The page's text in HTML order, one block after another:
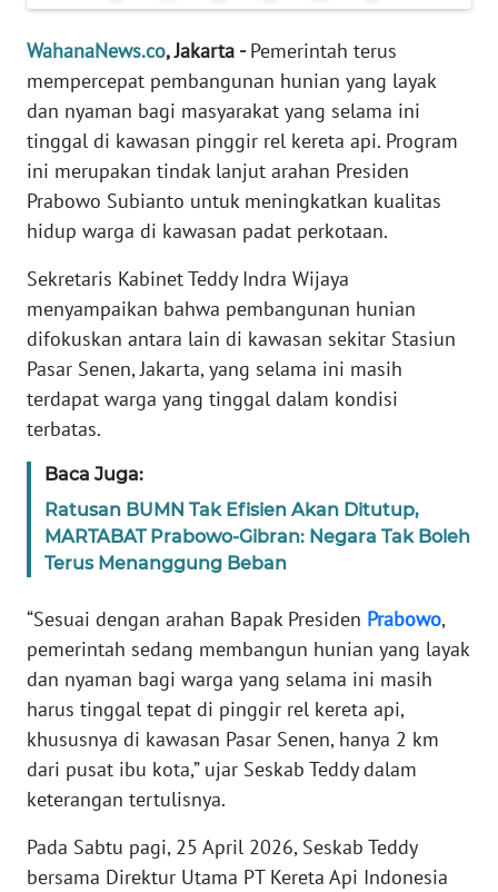
WahanaNews.co, Jakarta -Pemerintah terus
mempercepat pembangunan hunian yang layak
dan nyaman bagi masyarakat yang selama ini
tinggal di kawasan pinggir rel kereta api. Program
ini merupakan tindak lanjut arahan Presiden
Prabowo Subianto untuk meningkatkan kualitas
hidup warga di kawasan padat perkotaan.
Sekretaris Kabinet Teddy Indra Wijaya
menyampaikan bahwa pembangunan hunian
difokuskan antara lain di kawasan sekitar Stasiun
Pasar Senen, Jakarta, yang selama ini masih
terdapat warga yang tinggal dalam kondisi
terbatas.
Baca Juga:
Ratusan BUMN Tak Efisien Akan Ditutup,
MARTABAT Prabowo-Gibran: Negara Tak Boleh
Terus Menanggung Beban
“Sesuai dengan arahan Bapak Presiden Prabowo,
pemerintah sedang membangun hunian yang layak
dan nyaman bagi warga yang selama ini masih
harus tinggal tepat di pinggir rel kereta api,
khususnya di kawasan Pasar Senen, hanya 2 km
dari pusat ibu kota,” ujar Seskab Teddy dalam
keterangan tertulisnya.
Pada Sabtu pagi, 25 April 2026, Seskab Teddy
bersama Direktur Utama PT Kereta Api Indonesia
Informasi
INDEKS
BERITA
KONTAK
KAMI
INFO
IKLAN
TENTANG
KAMI
MEDIA
SIBER
KARIR
DISCLAIMER
Wahana
News
Regional
WN
SUMUT
WN
JAKARTA